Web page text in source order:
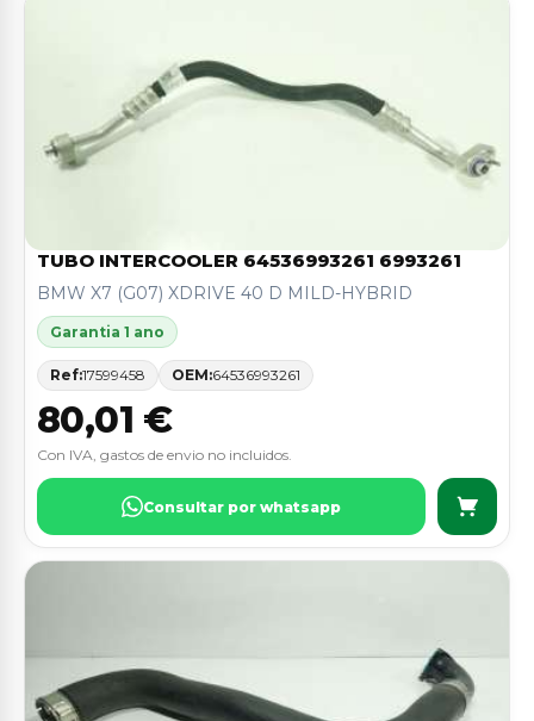
TUBO INTERCOOLER 64536993261 6993261
BMW X7 (G07) XDRIVE 40 D MILD-HYBRID
Garantia 1 ano
Ref:17599458 OEM:64536993261
80,01 €
Con IVA, gastos de envio no incluidos.
Consultar por whatsapp